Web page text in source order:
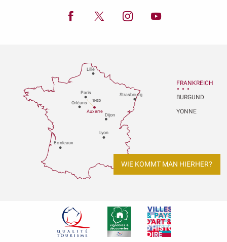
Paris
Dijon
Orléans
Bordeaux
Lyon
Auxerre
Strasbourg
Lille
1H30
FRANKREICH
BURGUND
YONNE
WIE KOMMT MAN HIERHER?